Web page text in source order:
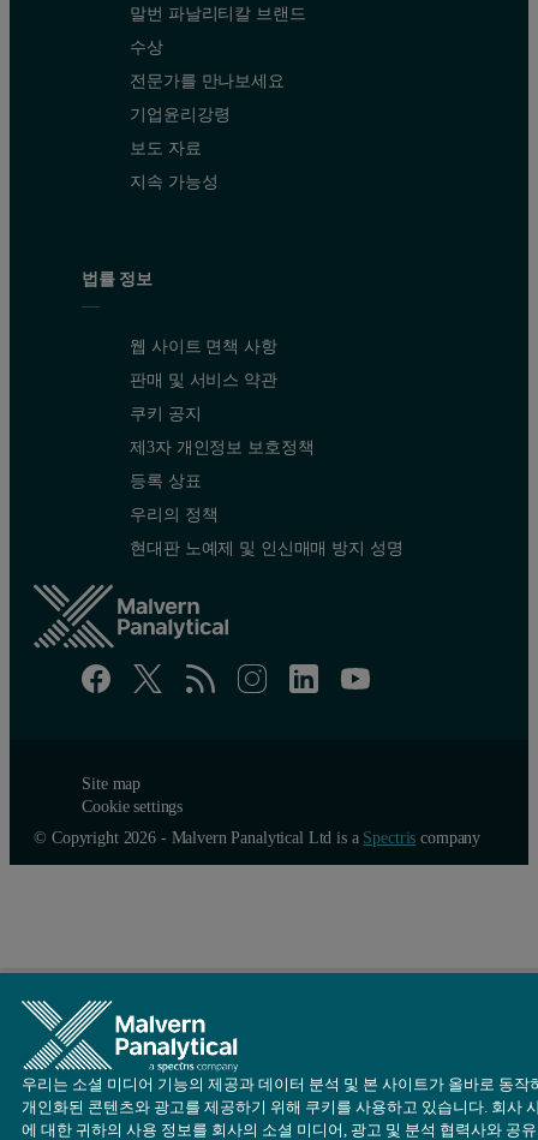
말번 파날리티칼 브랜드
수상
전문가를 만나보세요
기업윤리강령
보도 자료
지속 가능성
법률 정보
웹 사이트 면책 사항
판매 및 서비스 약관
쿠키 공지
제3자 개인정보 보호정책
등록 상표
우리의 정책
현대판 노예제 및 인신매매 방지 성명
Site map
Cookie settings
© Copyright 2026 - Malvern Panalytical Ltd is a Spectris company
우리는 소셜 미디어 기능의 제공과 데이터 분석 및 본 사이트가 올바로 동작
개인화된 콘텐츠와 광고를 제공하기 위해 쿠키를 사용하고 있습니다. 회사
에 대한 귀하의 사용 정보를 회사의 소셜 미디어, 광고 및 분석 협력사와 공